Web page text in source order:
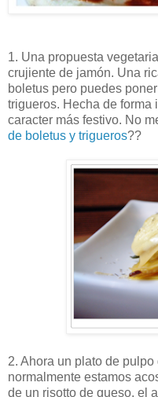
1. Una propuesta
crujiente de jamón. Una
boletus pero puedes
trigueros. Hecha de
caracter más festivo. No
de boletus y trigueros??
2. Ahora un plato de
normalmente estamos
de un risotto de queso, el